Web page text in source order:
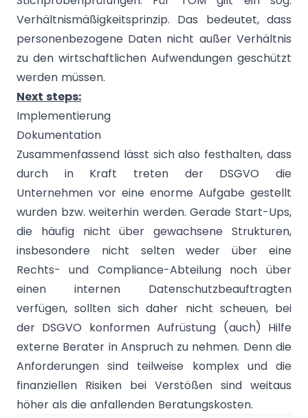
Verhältnismäßigkeitsprinzip. Das bedeutet, dass
personenbezogene Daten nicht außer Verhältnis
zu den wirtschaftlichen Aufwendungen geschützt
werden müssen.
Next steps:
Implementierung
Dokumentation
Zusammenfassend lässt sich also festhalten, dass
durch in Kraft treten der DSGVO die
Unternehmen vor eine enorme Aufgabe gestellt
wurden bzw. weiterhin werden. Gerade Start-Ups,
die häufig nicht über gewachsene Strukturen,
insbesondere nicht selten weder über eine
Rechts- und Compliance-Abteilung noch über
einen internen Datenschutzbeauftragten
verfügen, sollten sich daher nicht scheuen, bei
der DSGVO konformen Aufrüstung (auch) Hilfe
externe Berater in Anspruch zu nehmen. Denn die
Anforderungen sind teilweise komplex und die
finanziellen Risiken bei Verstößen sind weitaus
höher als die anfallenden Beratungskosten.